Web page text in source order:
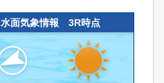
水面気象情報 3R時点